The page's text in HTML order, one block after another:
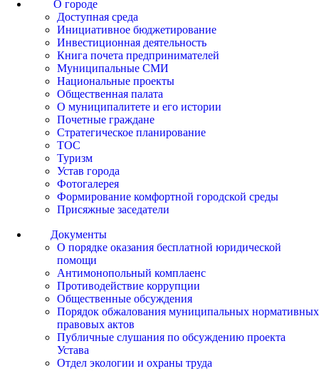
О городе
Доступная среда
Инициативное бюджетирование
Инвестиционная деятельность
Книга почета предпринимателей
Муниципальные СМИ
Национальные проекты
Общественная палата
О муниципалитете и его истории
Почетные граждане
Стратегическое планирование
ТОС
Туризм
Устав города
Фотогалерея
Формирование комфортной городской среды
Присяжные заседатели
Документы
О порядке оказания бесплатной юридической
помощи
Антимонопольный комплаенс
Противодействие коррупции
Общественные обсуждения
Порядок обжалования муниципальных нормативных
правовых актов
Публичные слушания по обсуждению проекта
Устава
Отдел экологии и охраны труда